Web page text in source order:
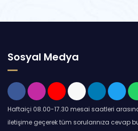
Sosyal Medya
Haftaiçi 08.00-17.30 mesai saatleri
iletişime geçerek tüm sorularınıza cevap